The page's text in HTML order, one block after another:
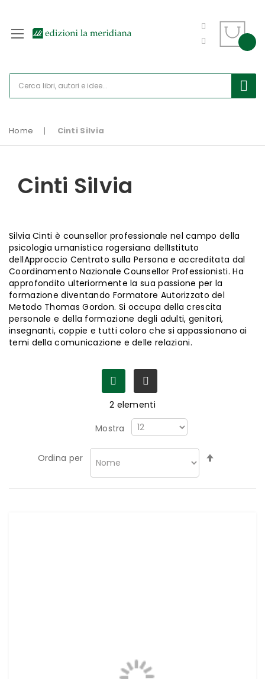
Home Cinti Silvia
Cinti Silvia
Silvia Cinti è counsellor professionale nel campo della
psicologia umanistica rogersiana dellIstituto
dellApproccio Centrato sulla Persona e accreditata dal
Coordinamento Nazionale Counsellor Professionisti. Ha
approfondito ulteriormente la sua passione per la
formazione diventando Formatore Autorizzato del
Metodo Thomas Gordon. Si occupa della crescita
personale e della formazione degli adulti, genitori,
insegnanti, coppie e tutti coloro che si appassionano ai
temi della comunicazione e delle relazioni.
2 elementi
Mostra
Ordina per